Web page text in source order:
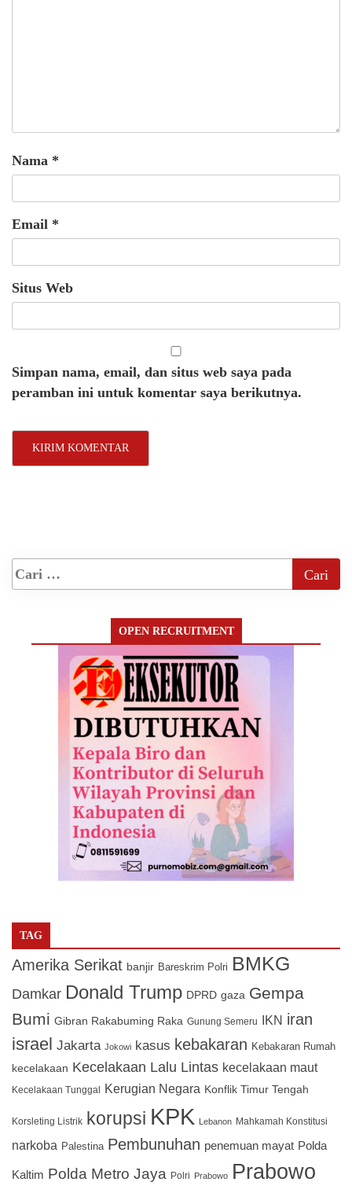
Nama *
Email *
Situs Web
Simpan nama, email, dan situs web saya pada
peramban ini untuk komentar saya berikutnya.
OPEN RECRUITMENT
TAG
Amerika Serikat banjir Bareskrim Polri BMKG
Damkar Donald Trump DPRD gaza Gempa
Bumi Gibran Rakabuming Raka Gunung Semeru IKN iran
israel Jakarta Jokowi kasus kebakaran Kebakaran Rumah
kecelakaan Kecelakaan Lalu Lintas kecelakaan maut
Kecelakaan Tunggal Kerugian Negara Konflik Timur Tengah
Korsleting Listrik korupsi KPK Lebanon Mahkamah Konstitusi
narkoba Palestina Pembunuhan penemuan mayat Polda
Kaltim Polda Metro Jaya Polri Prabowo Prabowo